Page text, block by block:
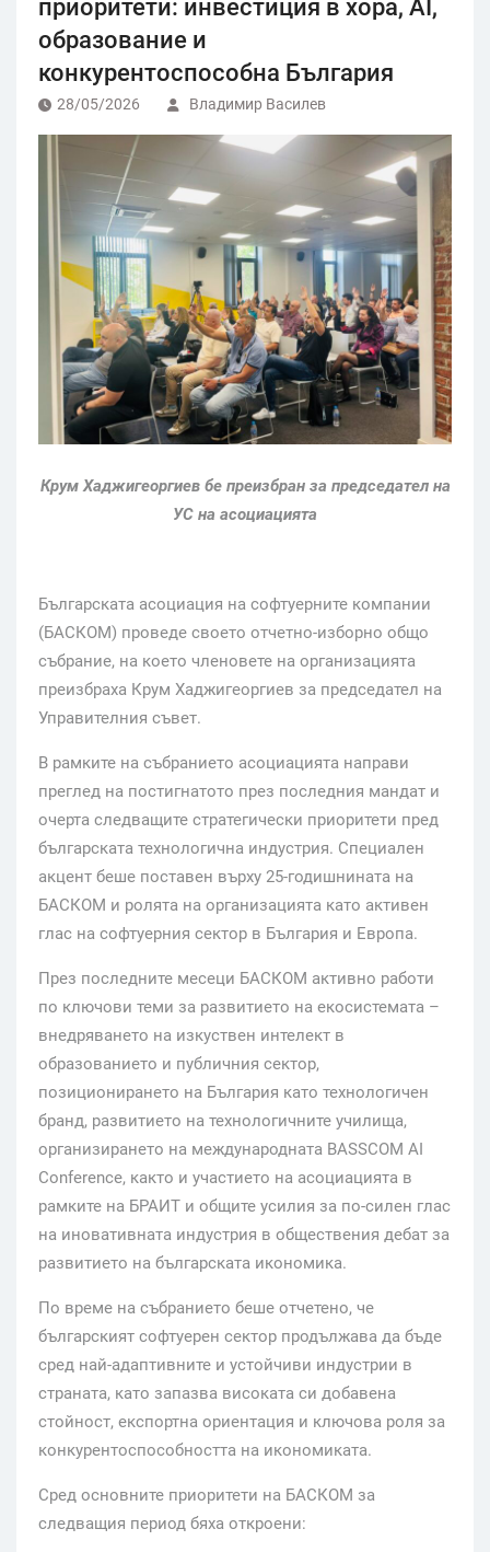
приоритети: инвестиция в хора, AI,
образование и
конкурентоспособна България
28/05/2026 Владимир Василев
Крум Хаджигеоргиев бе преизбран за председател на
УС на асоциацията
Българската асоциация на софтуерните компании
(БАСКОМ) проведе своето отчетно-изборно общо
събрание, на което членовете на организацията
преизбраха Крум Хаджигеоргиев за председател на
Управителния съвет.
В рамките на събранието асоциацията направи
преглед на постигнатото през последния мандат и
очерта следващите стратегически приоритети пред
българската технологична индустрия. Специален
акцент беше поставен върху 25-годишнината на
БАСКОМ и ролята на организацията като активен
глас на софтуерния сектор в България и Европа.
През последните месеци БАСКОМ активно работи
по ключови теми за развитието на екосистемата –
внедряването на изкуствен интелект в
образованието и публичния сектор,
позиционирането на България като технологичен
бранд, развитието на технологичните училища,
организирането на международната BASSCOM AI
Conference, както и участието на асоциацията в
рамките на БРАИТ и общите усилия за по-силен глас
на иновативната индустрия в обществения дебат за
развитието на българската икономика.
По време на събранието беше отчетено, че
българският софтуерен сектор продължава да бъде
сред най-адаптивните и устойчиви индустрии в
страната, като запазва високата си добавена
стойност, експортна ориентация и ключова роля за
конкурентоспособността на икономиката.
Сред основните приоритети на БАСКОМ за
следващия период бяха откроени: